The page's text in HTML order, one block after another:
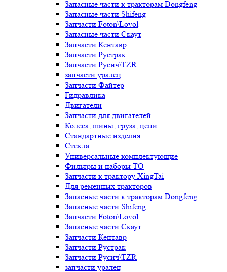
Запасные части к тракторам Dongfeng
Запасные части Shifeng
Запчасти Foton\Lovol
Запасные части Скаут
Запчасти Кентавр
Запчасти Рустрак
Запчасти Русич\TZR
запчасти уралец
Запчасти Файтер
Гидравлика
Двигатели
Запчасти для двигателей
Колёса, шины, груза, цепи
Стандартные изделия
Стёкла
Универсальные комплектующие
Фильтры и наборы ТО
Запчасти к трактору XingTai
Для ременных тракторов
Запасные части к тракторам Dongfeng
Запасные части Shifeng
Запчасти Foton\Lovol
Запасные части Скаут
Запчасти Кентавр
Запчасти Рустрак
Запчасти Русич\TZR
запчасти уралец